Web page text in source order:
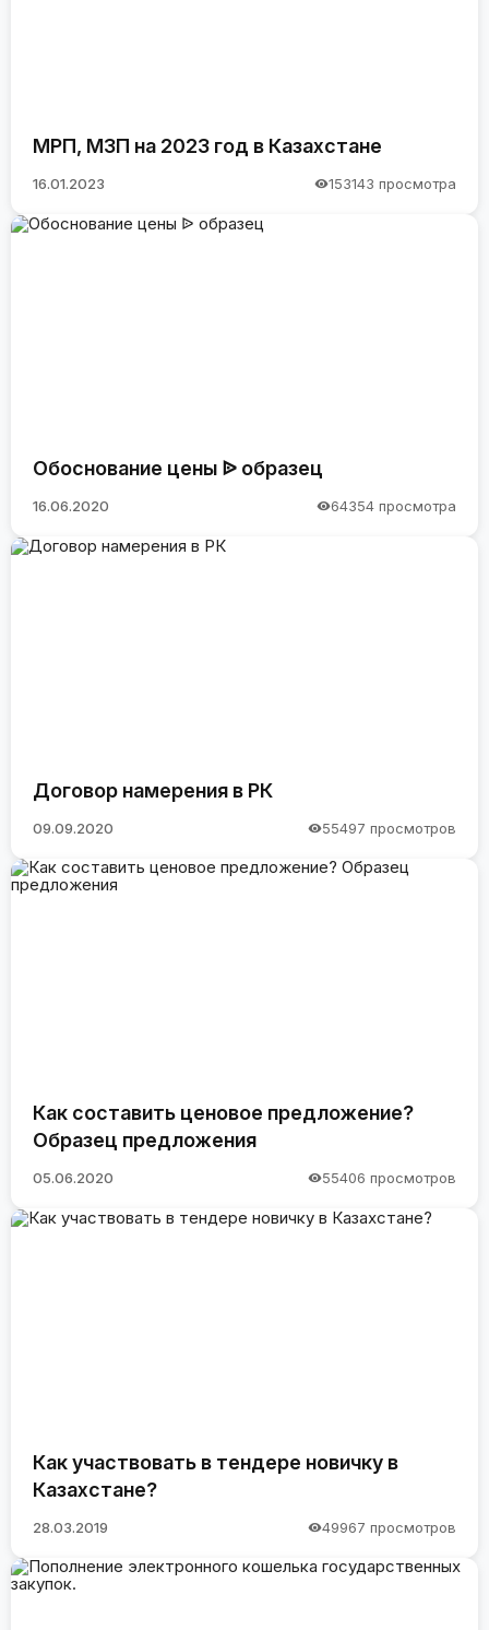
МРП, МЗП на 2023 год в Казахстане
16.01.2023 153143 просмотра
Обоснование цены ᐉ образец
16.06.2020 64354 просмотра
Договор намерения в РК
09.09.2020 55497 просмотров
Как составить ценовое предложение?
Образец предложения
05.06.2020 55406 просмотров
Как участвовать в тендере новичку в
Казахстане?
28.03.2019 49967 просмотров